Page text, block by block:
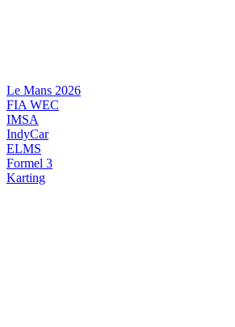
Le Mans 2026
FIA WEC
IMSA
IndyCar
ELMS
Formel 3
Karting